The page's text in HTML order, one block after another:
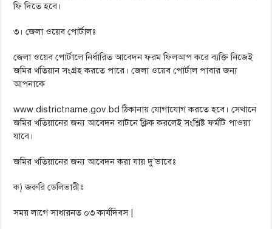
ফি দিতে হবে।
৩। জেলা ওয়েব পোর্টালঃ
জেলা ওয়েব পোর্টালে নির্ধারিত আবেদন ফরম ফিলআপ করে ব্যক্তি নিজেই
জমির খতিয়ান সংগ্রহ করতে পারে। জেলা ওয়েব পোর্টাল পাবার জন্য
আপনাকে
www.districtname.gov.bd ঠিকানায় যোগাযোগ করতে হবে। সেখানে
জমির খতিয়ানের জন্য আবেদন বাটনে ক্লিক করলেই সংশ্লিষ্ট ফর্মটি পাওয়া
যাবে।
জমির খতিয়ানের জন্য আবেদন করা যায় দু’ভাবেঃ
ক) জরুরি ডেলিভারীঃ
সময় লাগে সাধারনত ০৩ কার্যদিবস |